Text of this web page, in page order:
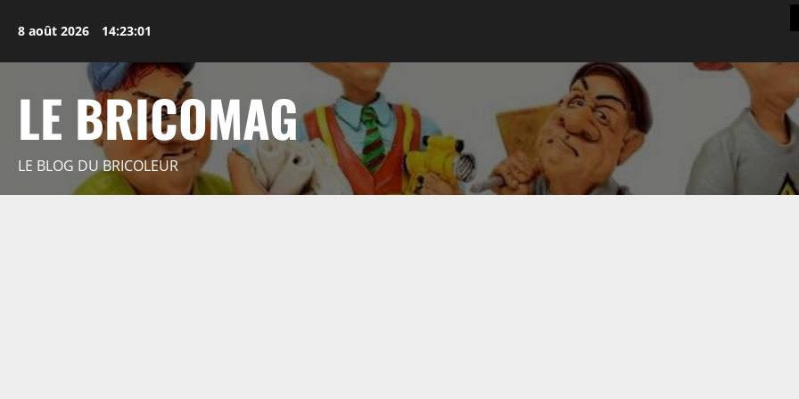
8 août 2026 14:23:02
LE BRICOMAG
LE BLOG DU BRICOLEUR